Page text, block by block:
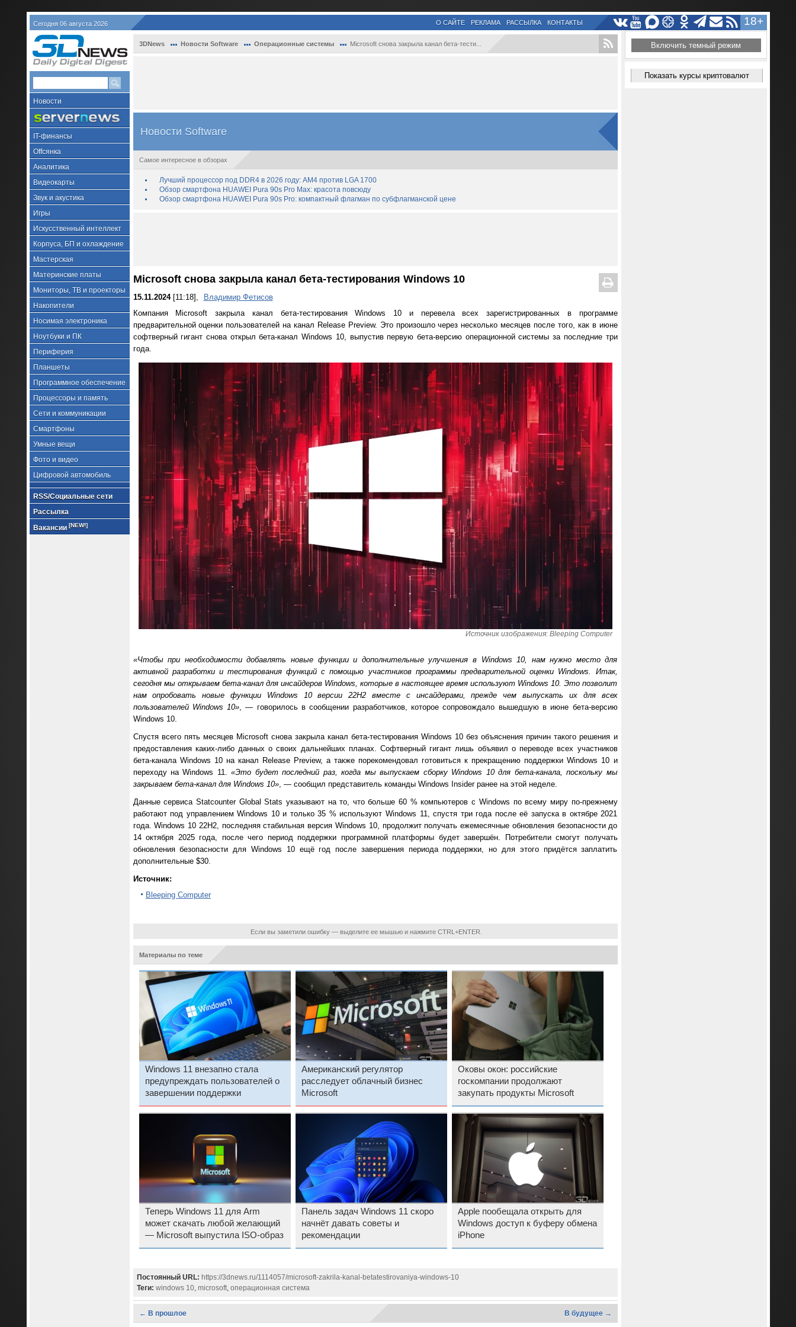
Сегодня 06 августа 2026 18+
О САЙТЕ РЕКЛАМА РАССЫЛКА КОНТАКТЫ
Новости
IT-финансы
Offсянка
Аналитика
Видеокарты
Звук и акустика
Игры
Искусственный интеллект
Корпуса, БП и охлаждение
Мастерская
Материнские платы
Мониторы, ТВ и проекторы
Накопители
Носимая электроника
Ноутбуки и ПК
Периферия
Планшеты
Программное обеспечение
Процессоры и память
Сети и коммуникации
Смартфоны
Умные вещи
Фото и видео
Цифровой автомобиль
RSS/Социальные сети
Рассылка
Вакансии [NEW!]
3DNews Новости Software Операционные системы Microsoft снова закрыла канал бета-тести...
Новости Software
Самое интересное в обзорах
Лучший процессор под DDR4 в 2026 году: AM4 против LGA 1700
Обзор смартфона HUAWEI Pura 90s Pro Max: красота повсюду
Обзор смартфона HUAWEI Pura 90s Pro: компактный флагман по субфлагманской цене
Microsoft снова закрыла канал бета-тестирования Windows 10
15.11.2024[11:18],
Владимир Фетисов
Компания Microsoft закрыла канал бета-тестирования Windows 10 и перевела всех зарегистрированных в программе
предварительной оценки пользователей на канал Release Preview. Это произошло через несколько месяцев после того, как в июне
софтверный гигант снова открыл бета-канал Windows 10, выпустив первую бета-версию операционной системы за последние три
года.
Источник изображения: Bleeping Computer
«Чтобы при необходимости добавлять новые функции и дополнительные улучшения в Windows 10, нам нужно место для
активной разработки и тестирования функций с помощью участников программы предварительной оценки Windows. Итак,
сегодня мы открываем бета-канал для инсайдеров Windows, которые в настоящее время используют Windows 10. Это позволит
нам опробовать новые функции Windows 10 версии 22H2 вместе с инсайдерами, прежде чем выпускать их для всех
пользователей Windows 10», — говорилось в сообщении разработчиков, которое сопровождало вышедшую в июне бета-версию
Windows 10.
Спустя всего пять месяцев Microsoft снова закрыла канал бета-тестирования Windows 10 без объяснения причин такого решения и
предоставления каких-либо данных о своих дальнейших планах. Софтверный гигант лишь объявил о переводе всех участников
бета-канала Windows 10 на канал Release Preview, а также порекомендовал готовиться к прекращению поддержки Windows 10 и
переходу на Windows 11.«Это будет последний раз, когда мы выпускаем сборку Windows 10 для бета-канала, поскольку мы
закрываем бета-канал для Windows 10», — сообщил представитель команды Windows Insider ранее на этой неделе.
Данные сервиса Statcounter Global Stats указывают на то, что больше 60 % компьютеров с Windows по всему миру по-прежнему
работают под управлением Windows 10 и только 35 % используют Windows 11, спустя три года после её запуска в октябре 2021
года. Windows 10 22H2, последняя стабильная версия Windows 10, продолжит получать ежемесячные обновления безопасности до
14 октября 2025 года, после чего период поддержки программной платформы будет завершён. Потребители смогут получать
обновления безопасности для Windows 10 ещё год после завершения периода поддержки, но для этого придётся заплатить
дополнительные $30.
Источник:
Bleeping Computer
Если вы заметили ошибку — выделите ее мышью и нажмите CTRL+ENTER.
Материалы по теме
Windows 11 внезапно стала
предупреждать пользователей о
завершении поддержки
Американский регулятор
расследует облачный бизнес
Microsoft
Оковы окон: российские
госкомпании продолжают
закупать продукты Microsoft
Теперь Windows 11 для Arm
может скачать любой желающий
— Microsoft выпустила ISO-образ
Панель задач Windows 11 скоро
начнёт давать советы и
рекомендации
Apple пообещала открыть для
Windows доступ к буферу обмена
iPhone
Постоянный URL: https://3dnews.ru/1114057/microsoft-zakrila-kanal-betatestirovaniya-windows-10
Теги: windows 10, microsoft, операционная система
← В прошлое В будущее →
Включить темный режим
Показать курсы криптовалют